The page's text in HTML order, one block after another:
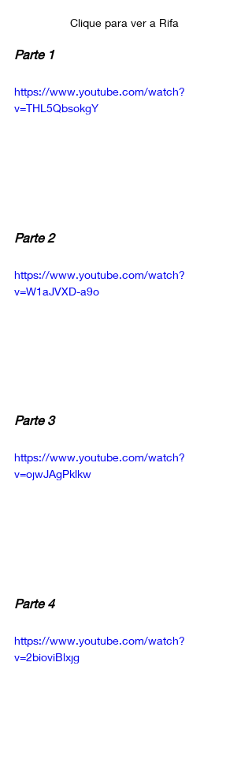
Clique para ver a Rifa
Parte 1
https://www.youtube.com/watch?
v=THL5QbsokgY
Parte 2
https://www.youtube.com/watch?
v=W1aJVXD-a9o
Parte 3
https://www.youtube.com/watch?
v=ojwJAgPklkw
Parte 4
https://www.youtube.com/watch?
v=2bioviBlxjg